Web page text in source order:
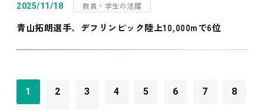
2025/11/18 教員・学生の活躍
青山拓朗選手、デフリンピック陸上10,000mで6位
1 2 3 4 5 6 7 8